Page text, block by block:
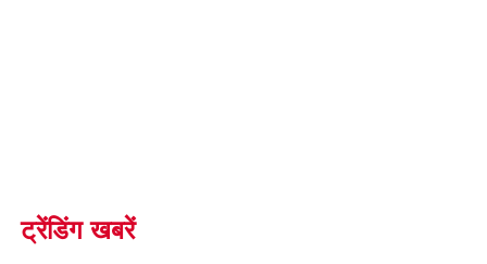
ट्रेंडिंग खबरें